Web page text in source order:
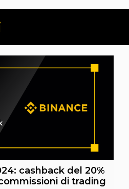
cashback del 20%
di trading